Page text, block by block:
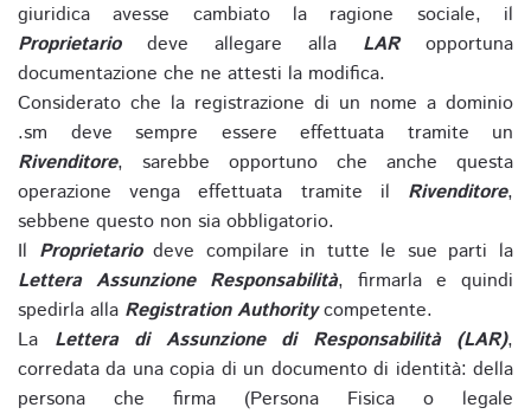
giuridica avesse cambiato la ragione sociale, il
Proprietariodeve allegare alla LARopportuna
documentazione che ne attesti la modifica.
Considerato che la registrazione di un nome a dominio
.sm deve sempre essere effettuata tramite un
Rivenditore, sarebbe opportuno che anche questa
operazione venga effettuata tramite il Rivenditore,
sebbene questo non sia obbligatorio.
Il Proprietariodeve compilare in tutte le sue parti la
Lettera Assunzione Responsabilità, firmarla e quindi
spedirla alla Registration Authoritycompetente.
La Lettera di Assunzione di Responsabilità (LAR),
corredata da una copia di un documento di identità: della
persona che firma (Persona Fisica o legale